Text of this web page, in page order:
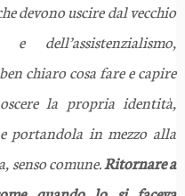
devono uscire dal vecchio
dell’assistenzialismo,
chiaro cosa fare e capire
la propria identità,
portandola in mezzo alla
senso comune.Ritornare a